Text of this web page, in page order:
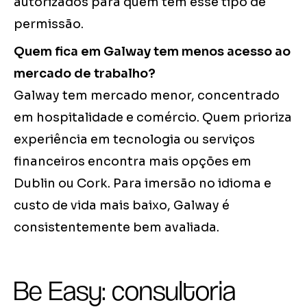
permissão.
Quem fica em Galway tem menos acesso ao
mercado de trabalho?
Galway tem mercado menor, concentrado
em hospitalidade e comércio. Quem prioriza
experiência em tecnologia ou serviços
financeiros encontra mais opções em
Dublin ou Cork. Para imersão no idioma e
custo de vida mais baixo, Galway é
consistentemente bem avaliada.
Be Easy: consultoria